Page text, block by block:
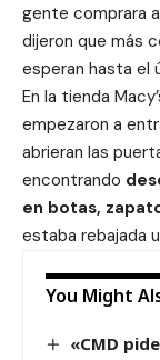
gente comprara
dijeron que más
esperan hasta el
En la tienda
empezaron a
abrieran las
encontrando
en botas,
estaba rebajada
You Might
«CMD